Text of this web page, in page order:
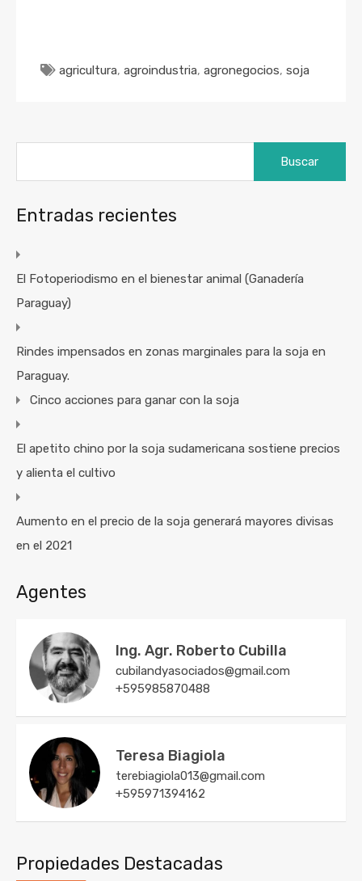
agricultura, agroindustria, agronegocios, soja
Entradas recientes
El Fotoperiodismo en el bienestar animal (Ganadería
Paraguay)
Rindes impensados en zonas marginales para la soja en
Paraguay.
Cinco acciones para ganar con la soja
El apetito chino por la soja sudamericana sostiene precios
y alienta el cultivo
Aumento en el precio de la soja generará mayores divisas
en el 2021
Agentes
Ing. Agr. Roberto Cubilla
cubilandyasociados@gmail.com
+595985870488
Teresa Biagiola
terebiagiola013@gmail.com
+595971394162
Propiedades Destacadas